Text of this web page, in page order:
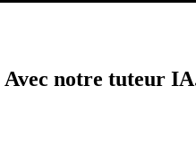
Avec notre tuteur